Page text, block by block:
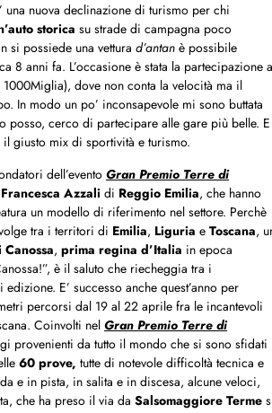
una nuova declinazione di turismo per chi
storica su strade di campagna poco
si possiede una vettura d’antan è possibile
anni fa. L’occasione è stata la partecipazione
dove non conta la velocità ma il
In modo un po’ inconsapevole mi sono buttata
posso, cerco di partecipare alle gare più belle. E
giusto mix di sportività e turismo.
dell’evento Gran Premio Terre di
Francesca Azzali di Reggio Emilia, che hanno
un modello di riferimento nel settore. Perchè
tra i territori di Emilia, Liguria e Toscana,
, prima regina d’Italia in epoca
è il saluto che riecheggia tra i
E’ successo anche quest’anno per
percorsi dal 19 al 22 aprile fra le incantevoli
Coinvolti nelGran Premio Terre di
provenienti da tutto il mondo che si sono sfidati
60 prove, tutte di notevole difficoltà tecnica e
e in pista, in salita e in discesa, alcune veloci,
che ha preso il via da Salsomaggiore Terme